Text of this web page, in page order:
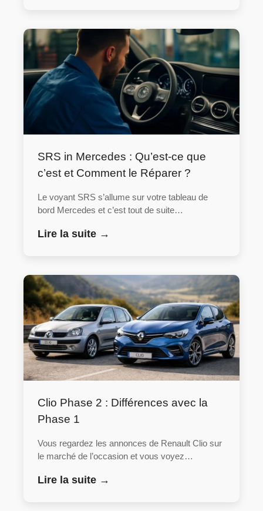
SRS in Mercedes : Qu’est-ce que
c’est et Comment le Réparer ?
Le voyant SRS s’allume sur votre tableau de
bord Mercedes et c’est tout de suite…
Lire la suite →
Clio Phase 2 : Différences avec la
Phase 1
Vous regardez les annonces de Renault Clio sur
le marché de l’occasion et vous voyez…
Lire la suite →